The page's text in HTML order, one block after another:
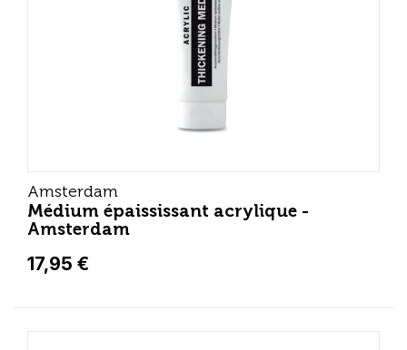
Amsterdam
Médium épaississant acrylique -
Amsterdam
17,95 €